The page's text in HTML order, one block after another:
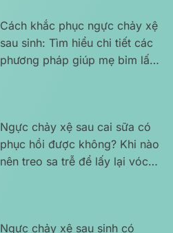
Cách khắc phục ngực chảy xệ
sau sinh: Tìm hiểu chi tiết các
phương pháp giúp mẹ bỉm lấy
Ngực chảy xệ sau cai sữa có
phục hồi được không? Khi nào
nên treo sa trễ để lấy lại vóc
Ngực chảy xệ sau sinh có